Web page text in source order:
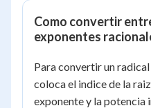
Como convertir
exponentes
Para convertir un
coloca el indice de la
exponente y la potencia